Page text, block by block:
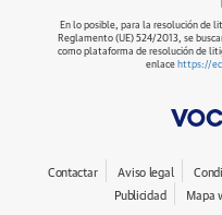
En lo posible, para la resolución de
Reglamento (UE) 524/2013, se
como plataforma de resolución de
enlace https://
Contactar Aviso legal
Publicidad
Mapa